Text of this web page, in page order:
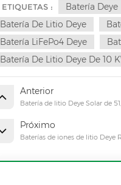
ETIQUETAS : Batería Deye
Batería De Litio Deye
Batería LiFePo4 Deye
Batería De Litio Deye De 10
Anterior
Batería de litio Deye Solar de
Próximo
Baterías de iones de litio Deye